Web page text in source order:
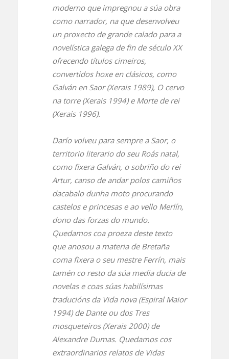
moderno que impregnou a súa obra
como narrador, na que desenvolveu
un proxecto de grande calado para a
novelística galega de fin de século XX
ofrecendo títulos cimeiros,
convertidos hoxe en clásicos, como
Galván en Saor(Xerais 1989), O cervo
na torre(Xerais 1994) e Morte de rei
(Xerais 1996).
Darío volveu para sempre a Saor, o
territorio literario do seu Roás natal,
como fixera Galván, o sobriño do rei
Artur, canso de andar polos camiños
dacabalo dunha moto procurando
castelos e princesas e ao vello Merlín,
dono das forzas do mundo.
Quedamos coa proeza deste texto
que anosou a materia de Bretaña
coma fixera o seu mestre Ferrín, mais
tamén co resto da súa media ducia de
novelas e coas súas habilísimas
traducións da Vida nova(Espiral Maior
1994) de Dante ou dos Tres
mosqueteiros(Xerais 2000) de
Alexandre Dumas. Quedamos cos
extraordinarios relatos de Vidas